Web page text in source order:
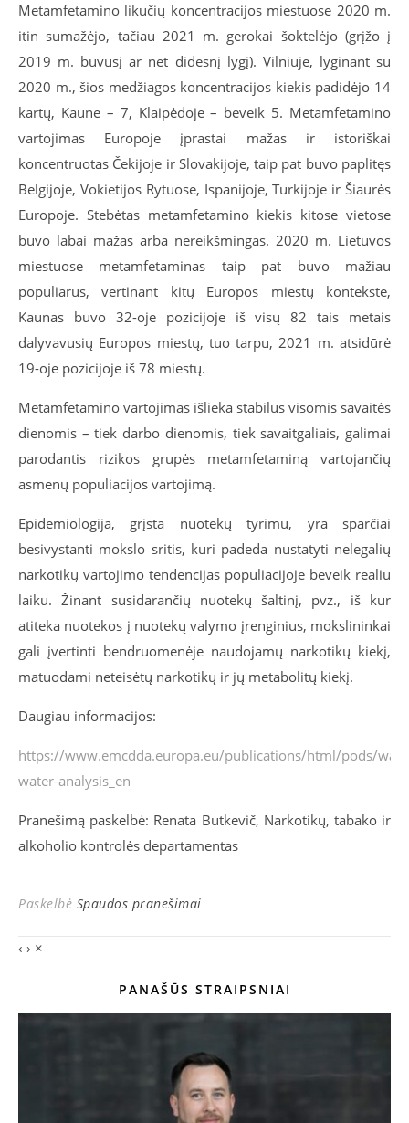
Metamfetamino likučių koncentracijos miestuose 2020 m.
itin sumažėjo, tačiau 2021 m. gerokai šoktelėjo (grįžo į
2019 m. buvusį ar net didesnį lygį). Vilniuje, lyginant su
2020 m., šios medžiagos koncentracijos kiekis padidėjo 14
kartų, Kaune – 7, Klaipėdoje – beveik 5. Metamfetamino
vartojimas Europoje įprastai mažas ir istoriškai
koncentruotas Čekijoje ir Slovakijoje, taip pat buvo paplitęs
Belgijoje, Vokietijos Rytuose, Ispanijoje, Turkijoje ir Šiaurės
Europoje. Stebėtas metamfetamino kiekis kitose vietose
buvo labai mažas arba nereikšmingas. 2020 m. Lietuvos
miestuose metamfetaminas taip pat buvo mažiau
populiarus, vertinant kitų Europos miestų kontekste,
Kaunas buvo 32-oje pozicijoje iš visų 82 tais metais
dalyvavusių Europos miestų, tuo tarpu, 2021 m. atsidūrė
19-oje pozicijoje iš 78 miestų.
Metamfetamino vartojimas išlieka stabilus visomis savaitės
dienomis – tiek darbo dienomis, tiek savaitgaliais, galimai
parodantis rizikos grupės metamfetaminą vartojančių
asmenų populiacijos vartojimą.
Epidemiologija, grįsta nuotekų tyrimu, yra sparčiai
besivystanti mokslo sritis, kuri padeda nustatyti nelegalių
narkotikų vartojimo tendencijas populiacijoje beveik realiu
laiku. Žinant susidarančių nuotekų šaltinį, pvz., iš kur
atiteka nuotekos į nuotekų valymo įrenginius, mokslininkai
gali įvertinti bendruomenėje naudojamų narkotikų kiekį,
matuodami neteisėtų narkotikų ir jų metabolitų kiekį.
Daugiau informacijos:
https://www.emcdda.europa.eu/publications/html/pods/
water-analysis_en
Pranešimą paskelbė: Renata Butkevič, Narkotikų, tabako ir
alkoholio kontrolės departamentas
Paskelbė Spaudos pranešimai
‹ › ×
PANAŠŪS STRAIPSNIAI